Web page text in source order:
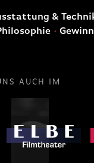
&
AUCH IM